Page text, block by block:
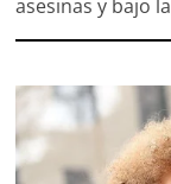
asesinas y bajo